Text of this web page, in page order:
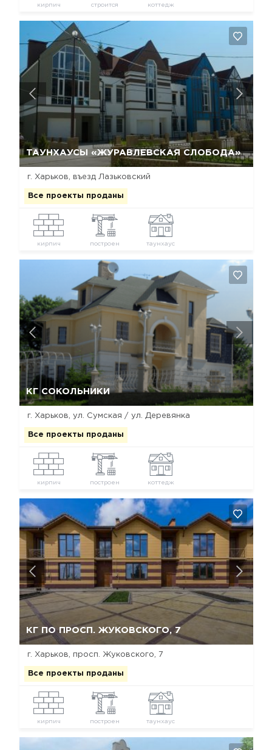
кирпич строится коттедж
ТАУНХАУСЫ «ЖУРАВЛЕВСКАЯ СЛОБОДА»
г. Харьков, въезд Лазьковский
Все проекты проданы
кирпич построен таунхаус
Да, удалить Отмена
КГ СОКОЛЬНИКИ
г. Харьков, ул. Сумская / ул. Деревянка
Все проекты проданы
кирпич построен коттедж
Да, удалить Отмена
КГ ПО ПРОСП. ЖУКОВСКОГО, 7
г. Харьков, просп. Жуковского, 7
Все проекты проданы
кирпич построен таунхаус
Да, удалить